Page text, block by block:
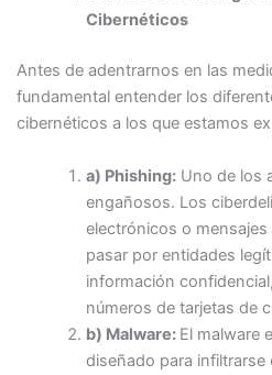
Cibernéticos
Antes de adentrarnos en las
fundamental entender los
cibernéticos a los que estamos
a) Phishing: Uno de los
engañosos. Los
electrónicos o
pasar por entidades
información
números de tarjetas de
b) Malware: El malware
diseñado para